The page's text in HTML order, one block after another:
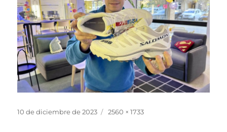
Publicado
10 de diciembre de 2023
Tamaño
2560 × 1733